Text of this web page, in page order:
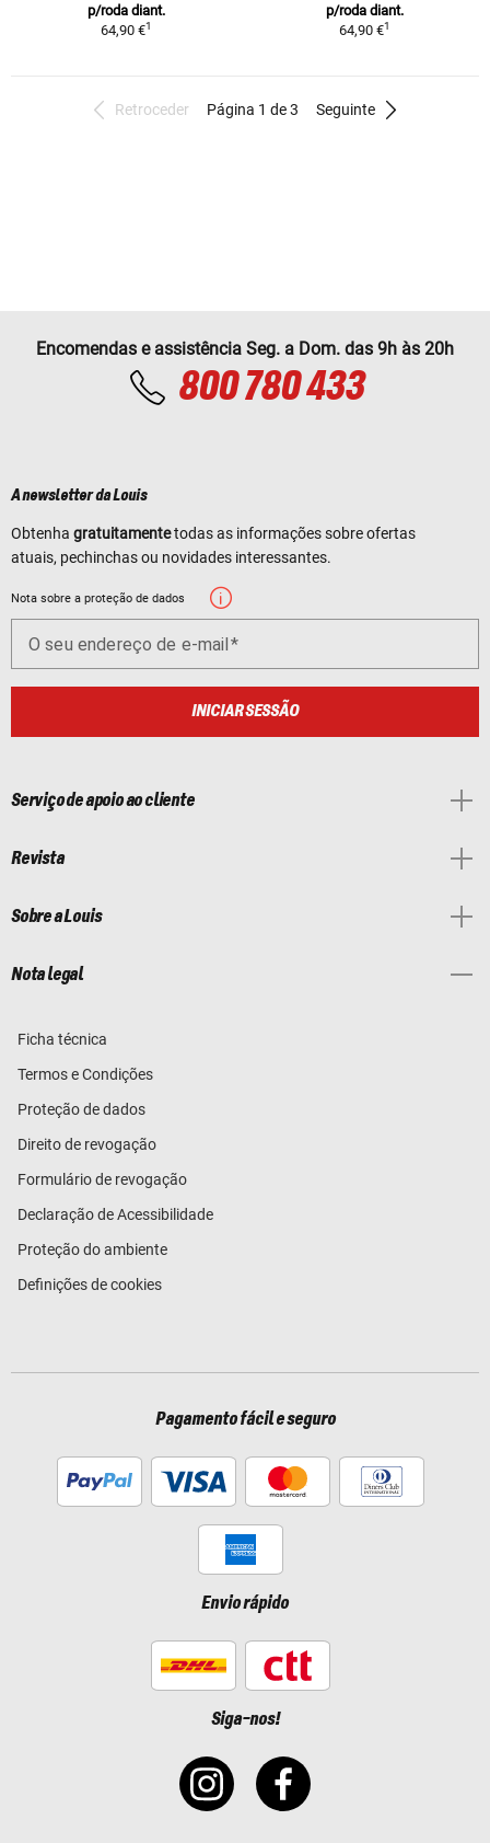
p/roda diant.
64,90 €1
p/roda diant.
64,90 €1
Retroceder Página 1 de 3 Seguinte
Encomendas e assistência Seg. a Dom. das 9h às 20h
800 780 433
A newsletter da Louis
Obtenha gratuitamentetodas as informações sobre ofertas
atuais, pechinchas ou novidades interessantes.
Nota sobre a proteção de dados
O seu endereço de e-mail
INICIAR SESSÃO
Serviço de apoio ao cliente
Revista
Sobre a Louis
Nota legal
Ficha técnica
Termos e Condições
Proteção de dados
Direito de revogação
Formulário de revogação
Declaração de Acessibilidade
Proteção do ambiente
Definições de cookies
Pagamento fácil e seguro
Envio rápido
Siga-nos!